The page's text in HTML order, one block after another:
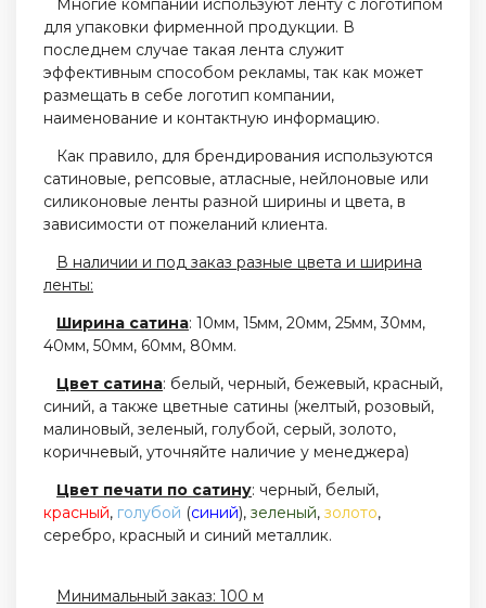
Многие компании используют ленту с логотипом
для упаковки фирменной продукции. В
последнем случае такая лента служит
эффективным способом рекламы, так как может
размещать в себе логотип компании,
наименование и контактную информацию.
Как правило, для брендирования используются
сатиновые, репсовые, атласные, нейлоновые или
силиконовые ленты разной ширины и цвета, в
зависимости от пожеланий клиента.
В наличии и под заказ разные цвета и ширина
ленты:
Ширина сатина: 10мм, 15мм, 20мм, 25мм, 30мм,
40мм, 50мм, 60мм, 80мм.
Цвет сатина: белый, черный, бежевый, красный,
синий, а также цветные сатины (желтый, розовый,
малиновый, зеленый, голубой, серый, золото,
коричневый, уточняйте наличие у менеджера)
Цвет печати по сатину: черный, белый,
красный, голубой (синий), зеленый, золото,
серебро, красный и синий металлик.
Минимальный заказ: 100 м